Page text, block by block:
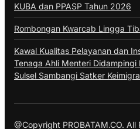
KUBA dan PPASP Tahun 2026
Rombongan Kwarcab Lingga
Kawal Kualitas Pelayanan dan
Tenaga Ahli Menteri Didampingi
Sulsel Sambangi Satker
@Copyright PROBATAM.CO. All